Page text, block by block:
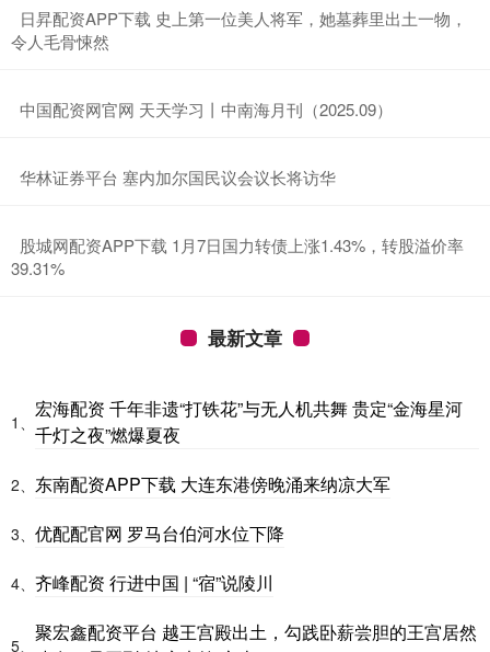
​日昇配资APP下载 史上第一位美人将军，她墓葬里出土一物，
令人毛骨悚然
​中国配资网官网 天天学习丨中南海月刊（2025.09）
​华林证券平台 塞内加尔国民议会议长将访华
​股城网配资APP下载 1月7日国力转债上涨1.43%，转股溢价率
39.31%
最新文章
1、
宏海配资 千年非遗“打铁花”与无人机共舞 贵定“金海星河
千灯之夜”燃爆夏夜
2、 东南配资APP下载 大连东港傍晚涌来纳凉大军
3、 优配配官网 罗马台伯河水位下降
4、 齐峰配资 行进中国 | “宿”说陵川
5、
聚宏鑫配资平台 越王宫殿出土，勾践卧薪尝胆的王宫居然